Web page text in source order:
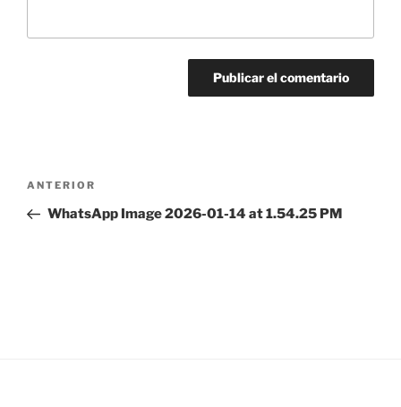
Navegación
entradas
Entrada
anterior:
ANTERIOR
WhatsApp Image 2026-01-14 at 1.54.25 PM